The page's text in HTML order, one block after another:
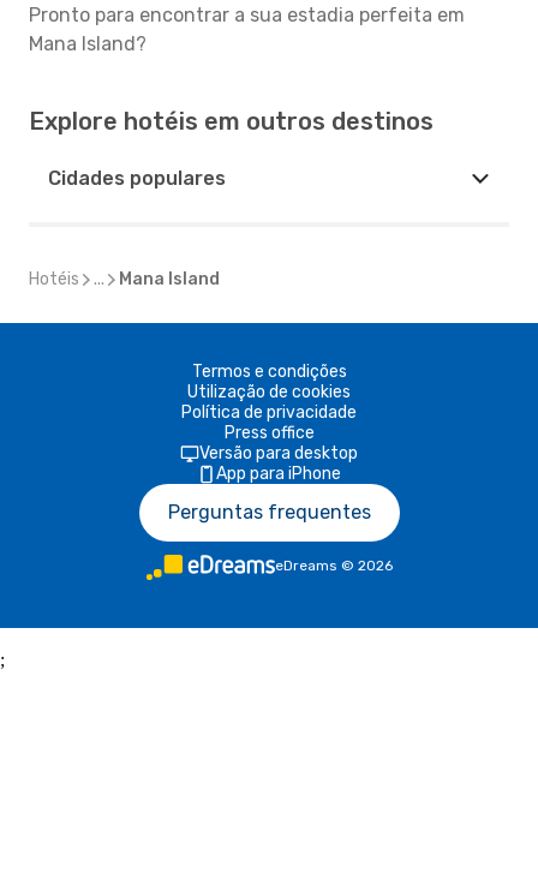
Pronto para encontrar a sua estadia perfeita em
Mana Island?
Explore hotéis em outros destinos
Cidades populares
Hotéis ... Mana Island
Termos e condições
Utilização de cookies
Política de privacidade
Press office
Versão para desktop
App para iPhone
Perguntas frequentes
eDreams © 2026
;